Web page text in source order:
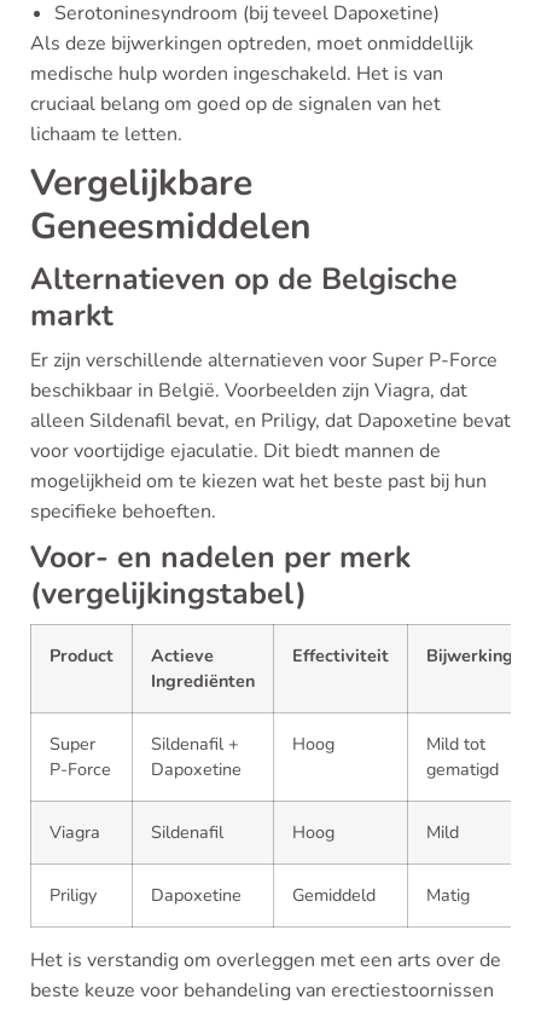
Serotoninesyndroom (bij teveel Dapoxetine)
Als deze bijwerkingen optreden, moet onmiddellijk
medische hulp worden ingeschakeld. Het is van
cruciaal belang om goed op de signalen van het
lichaam te letten.
Vergelijkbare
Geneesmiddelen
Alternatieven op de Belgische
markt
Er zijn verschillende alternatieven voor Super P-Force
beschikbaar in België. Voorbeelden zijn Viagra, dat
alleen Sildenafil bevat, en Priligy, dat Dapoxetine bevat
voor voortijdige ejaculatie. Dit biedt mannen de
mogelijkheid om te kiezen wat het beste past bij hun
specifieke behoeften.
Voor- en nadelen per merk
(vergelijkingstabel)
Product
Actieve
Ingrediënten
Effectiviteit Bijwerkingen
Super
P-Force
Sildenafil +
Dapoxetine
Hoog
Mild tot
gematigd
Viagra Sildenafil Hoog Mild
Priligy Dapoxetine Gemiddeld Matig
Het is verstandig om overleggen met een arts over de
beste keuze voor behandeling van erectiestoornissen